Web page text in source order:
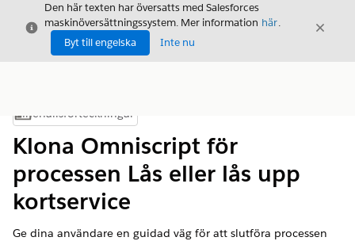
Stäng
Den här texten har översatts med Salesforces
maskinöversättningssystem. Mer information här.
Byt till engelska
Inte nu
Stäng
Visa innehållsförteckning
Innehållsförteckningar
Klona Omniscript för
processen Lås eller lås upp
kortservice
Ge dina användare en guidad väg för att slutföra processen